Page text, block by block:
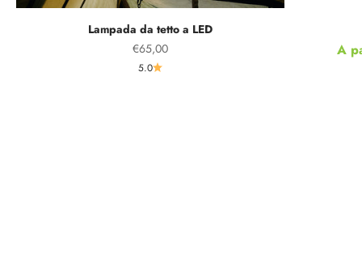
Lampada da tetto a LED
Prezzo scontato
€65,00
5.0
A